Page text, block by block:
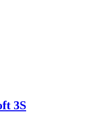
3S